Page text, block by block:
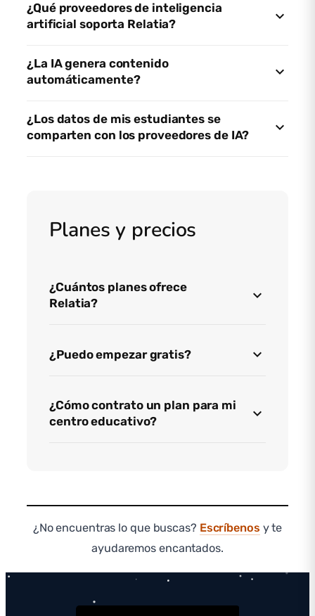
¿Qué proveedores de inteligencia
artificial soporta Relatia?
¿La IA genera contenido
automáticamente?
¿Los datos de mis estudiantes se
comparten con los proveedores de IA?
Planes y precios
¿Cuántos planes ofrece
Relatia?
¿Puedo empezar gratis?
¿Cómo contrato un plan para mi
centro educativo?
¿No encuentras lo que buscas? Escríbenos y te
ayudaremos encantados.